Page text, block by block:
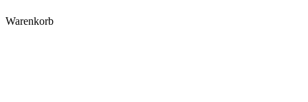
Warenkorb